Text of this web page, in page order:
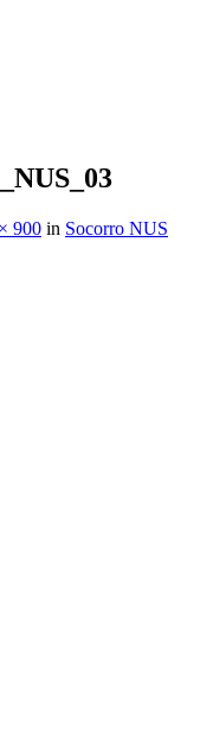
900 in Socorro NUS